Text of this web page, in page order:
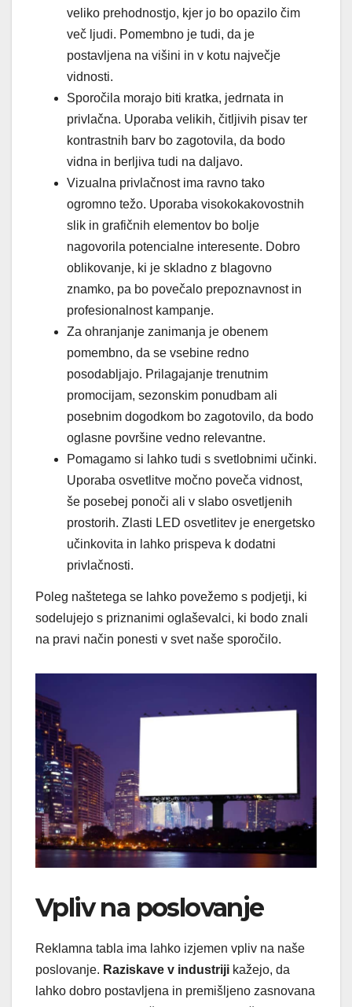
veliko prehodnostjo, kjer jo bo opazilo čim
več ljudi. Pomembno je tudi, da je
postavljena na višini in v kotu največje
vidnosti.
Sporočila morajo biti kratka, jedrnata in
privlačna. Uporaba velikih, čitljivih pisav ter
kontrastnih barv bo zagotovila, da bodo
vidna in berljiva tudi na daljavo.
Vizualna privlačnost ima ravno tako
ogromno težo. Uporaba visokokakovostnih
slik in grafičnih elementov bo bolje
nagovorila potencialne interesente. Dobro
oblikovanje, ki je skladno z blagovno
znamko, pa bo povečalo prepoznavnost in
profesionalnost kampanje.
Za ohranjanje zanimanja je obenem
pomembno, da se vsebine redno
posodabljajo. Prilagajanje trenutnim
promocijam, sezonskim ponudbam ali
posebnim dogodkom bo zagotovilo, da bodo
oglasne površine vedno relevantne.
Pomagamo si lahko tudi s svetlobnimi učinki.
Uporaba osvetlitve močno poveča vidnost,
še posebej ponoči ali v slabo osvetljenih
prostorih. Zlasti LED osvetlitev je energetsko
učinkovita in lahko prispeva k dodatni
privlačnosti.
Poleg naštetega se lahko povežemo s podjetji, ki
sodelujejo s priznanimi oglaševalci, ki bodo znali
na pravi način ponesti v svet naše sporočilo.
Vpliv na poslovanje
Reklamna tabla ima lahko izjemen vpliv na naše
poslovanje. Raziskave v industriji kažejo, da
lahko dobro postavljena in premišljeno zasnovana